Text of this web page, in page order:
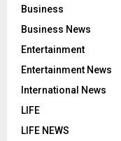
Business
Business News
Entertainment
Entertainment News
International News
LIFE
LIFE NEWS